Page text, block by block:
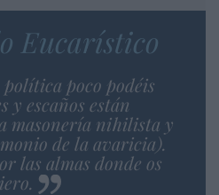
Eucarístico
poco podéis
y escaños están
masonería nihilista y
de la avaricia).
las almas donde os